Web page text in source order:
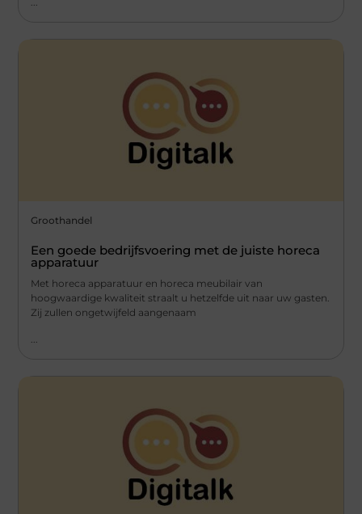
Groothandel
Een goede bedrijfsvoering met de juiste horeca
apparatuur
Met horeca apparatuur en horeca meubilair van
hoogwaardige kwaliteit straalt u hetzelfde uit naar uw gasten.
Zij zullen ongetwijfeld aangenaam